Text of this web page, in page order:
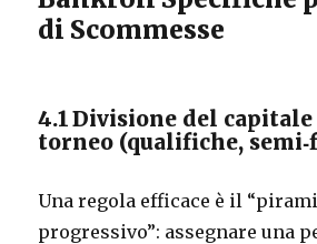
di Scommesse
4.1 Divisione del
torneo (qualifiche,
Una regola efficace è il
progressivo”: assegnare una